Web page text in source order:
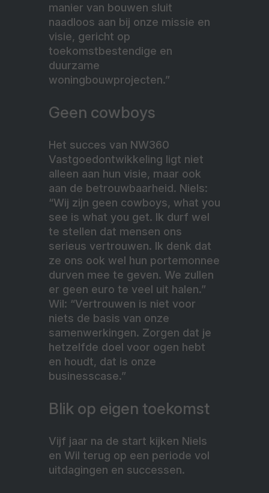
manier van bouwen sluit
naadloos aan bij onze missie en
visie, gericht op
toekomstbestendige en
duurzame
woningbouwprojecten.”
Geen cowboys
Het succes van NW360
Vastgoedontwikkeling ligt niet
alleen aan hun visie, maar ook
aan de betrouwbaarheid. Niels:
“Wij zijn geen cowboys, what you
see is what you get. Ik durf wel
te stellen dat mensen ons
serieus vertrouwen. Ik denk dat
ze ons ook wel hun portemonnee
durven mee te geven. We zullen
er geen euro te veel uit halen.”
Wil: “Vertrouwen is niet voor
niets de basis van onze
samenwerkingen. Zorgen dat je
hetzelfde doel voor ogen hebt
en houdt, dat is onze
businesscase.”
Blik op eigen toekomst
Vijf jaar na de start kijken Niels
en Wil terug op een periode vol
uitdagingen en successen.